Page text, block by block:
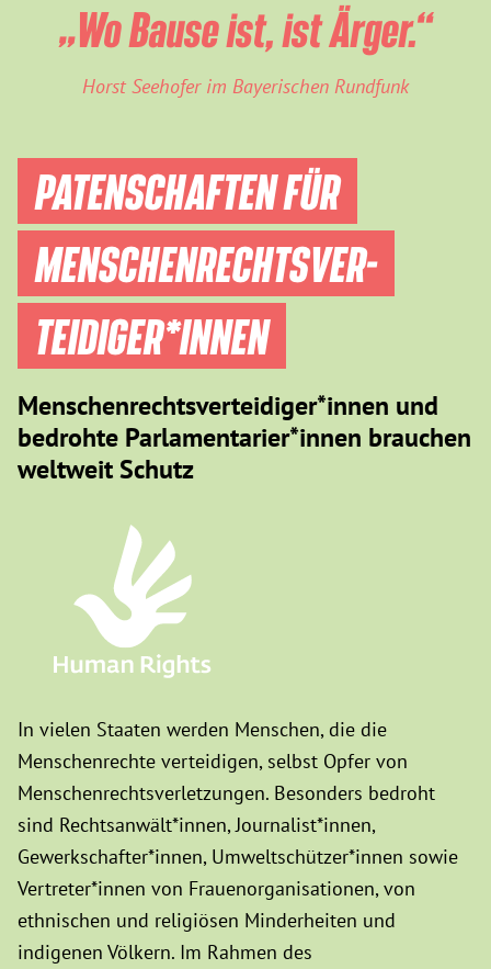
„Wo Bause ist, ist Ärger.“
Horst Seehofer im Bayerischen Rundfunk
PATENSCHAFTEN FÜR
MENSCHEN­RECHTS­VER­
TEIDIGER­*INNEN
Menschenrechtsverteidiger*innen und
bedrohte Parlamentarier*innen brauchen
weltweit Schutz
In vielen Staaten werden Menschen, die die
Menschenrechte verteidigen, selbst Opfer von
Menschenrechtsverletzungen. Besonders bedroht
sind Rechtsanwält*innen, Journalist*innen,
Gewerkschafter*innen, Umweltschützer*innen sowie
Vertreter*innen von Frauenorganisationen, von
ethnischen und religiösen Minderheiten und
indigenen Völkern. Im Rahmen des